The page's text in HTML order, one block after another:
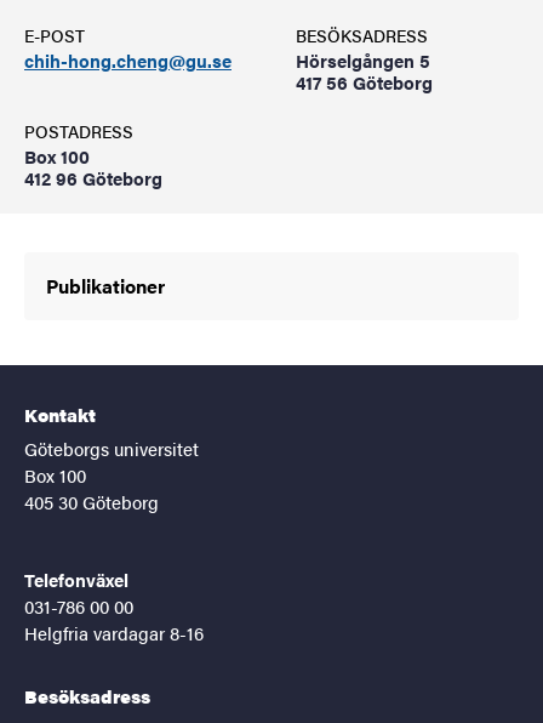
E-POST
chih-hong.cheng@gu.se
BESÖKSADRESS
Hörselgången 5
417 56 Göteborg
POSTADRESS
Box 100
412 96 Göteborg
Publikationer
Kontakt
Göteborgs universitet
Box 100
405 30 Göteborg
Telefonväxel
031-786 00 00
Helgfria vardagar 8-16
Besöksadress